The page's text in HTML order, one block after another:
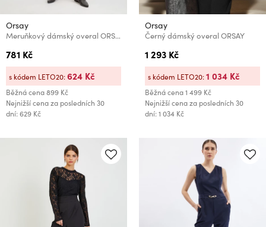
Orsay
Meruňkový dámský overal ORSAY
781 Kč
Běžná cena899 Kč
Nejnižší cena za posledních 30
dní: 629 Kč
s kódem LETO20:624 Kč
Orsay
Černý dámský overal ORSAY
1 293 Kč
Běžná cena1 499 Kč
Nejnižší cena za posledních 30
dní: 1 034 Kč
s kódem LETO20:1 034 Kč